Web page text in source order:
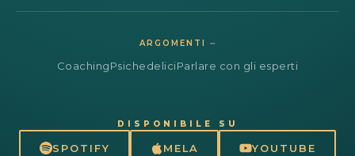
ARGOMENTI ⏤
CoachingPsichedeliciParlare con gli esperti
DISPONIBILE SU
SPOTIFY MELA YOUTUBE